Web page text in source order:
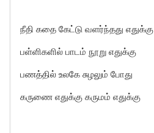
நீதி கதை கேட்டு வளர்ந்தது எதுக்கு
பள்ளிகளில் பாடம் நூறு எதுக்கு
பணத்தில் உலகே சுழலும் போது
கருணை எதுக்கு கருமம் எதுக்கு